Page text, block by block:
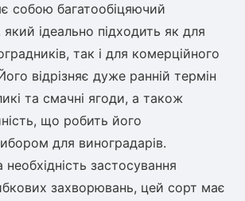
собою багатообіцяючий
ідеально підходить як для
так і для комерційного
відрізняє дуже ранній термін
та смачні ягоди, а також
що робить його
для виноградарів.
застосування
захворювань, цей сорт має